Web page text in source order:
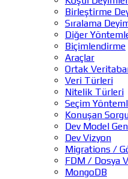
Birleştirme
Sıralama
Diğer
Biçimlendirme
Araçlar
Ortak
Veri Türleri
Nitelik Türleri
Seçim
Konuşan
Dev Model
Dev Vizyon
Migrations /
FDM / Dosya
MongoDB